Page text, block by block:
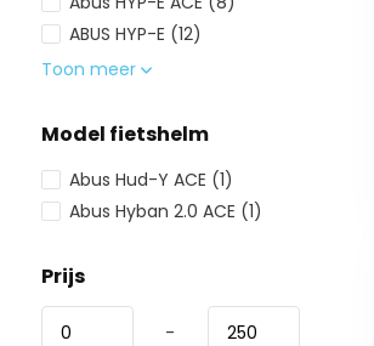
ABUS HYP-E (12)
Toon meer
Model fietshelm
Abus Hud-Y ACE (1)
Abus Hyban 2.0 ACE (1)
Prijs
-